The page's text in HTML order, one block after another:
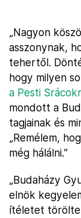
„Nagyon
asszonynak,
tehertől.
hogy milyen
a Pesti
mondott a
tagjainak és
„Remélem,
még hálálni.”
„Budaházy
elnök
ítéletet